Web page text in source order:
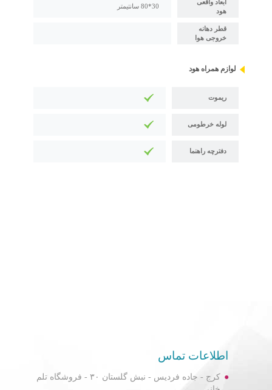
ابعاد واقعی
هود
30*80 سانتیمتر
قطر دهانه
خروجی هوا
لوازم همراه هود
ریموت
لوله خرطومی
دفترچه راهنما
اطلاعات تماس
کرج - جاده فردیس - نبش گلستان ۳۰ - فروشگاه تلم